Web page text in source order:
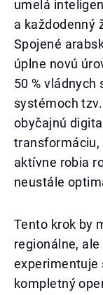
umelá
a každodenný
Spojené
úplne novú
50 % vládnych
systémoch
obyčajnú
transformáciu,
aktívne robia
neustále
Tento krok by
regionálne,
experimentuje
kompletný